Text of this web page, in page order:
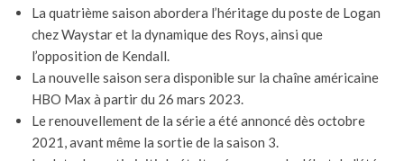
La quatrième saison abordera l’héritage du poste de Logan
chez Waystar et la dynamique des Roys, ainsi que
l’opposition de Kendall.
La nouvelle saison sera disponible sur la chaîne américaine
HBO Max à partir du 26 mars 2023.
Le renouvellement de la série a été annoncé dès octobre
2021, avant même la sortie de la saison 3.